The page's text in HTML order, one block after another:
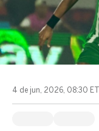
4 de jun, 2026, 08:30 ET